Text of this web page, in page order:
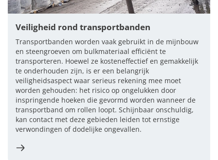
Veiligheid rond transportbanden
Transportbanden worden vaak gebruikt in de mijnbouw
en steengroeven om bulkmateriaal efficiënt te
transporteren. Hoewel ze kosteneffectief en gemakkelijk
te onderhouden zijn, is er een belangrijk
veiligheidsaspect waar serieus rekening mee moet
worden gehouden: het risico op ongelukken door
inspringende hoeken die gevormd worden wanneer de
transportband om rollen loopt. Schijnbaar onschuldig,
kan contact met deze gebieden leiden tot ernstige
verwondingen of dodelijke ongevallen.